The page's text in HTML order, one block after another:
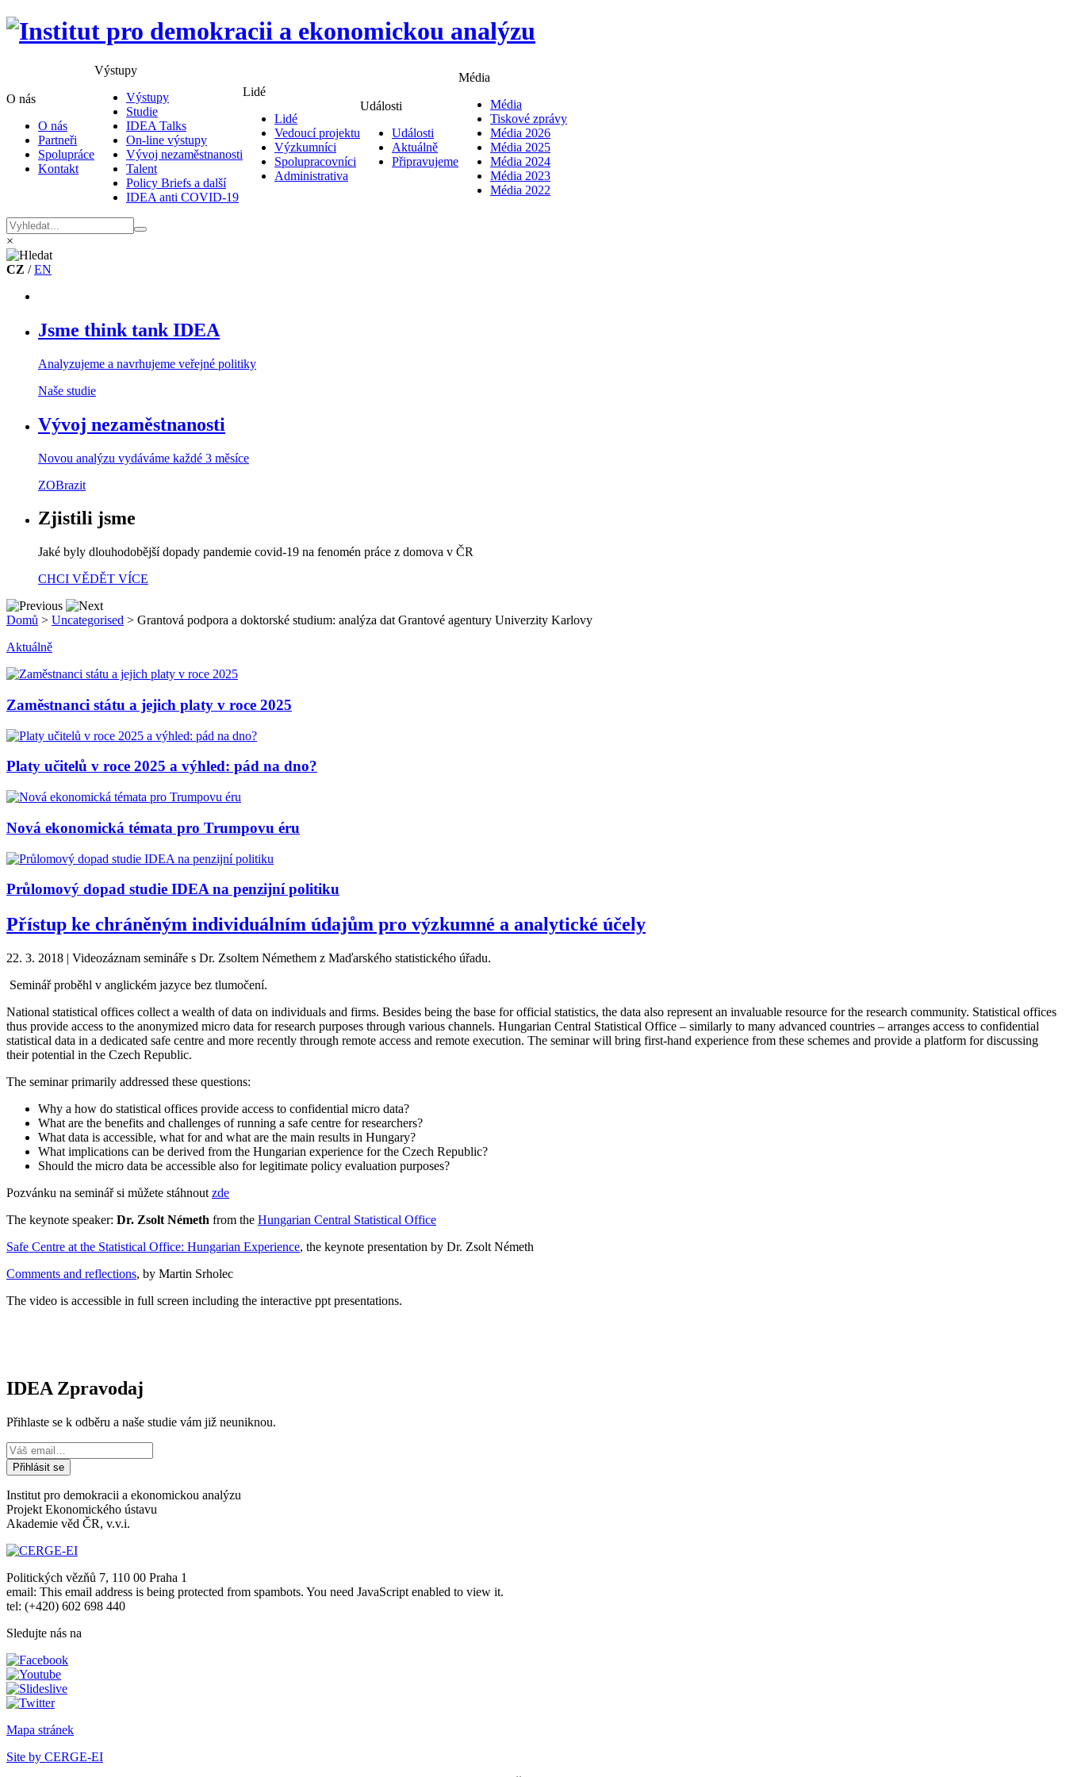
O nás
O nás
Partneři
Spolupráce
Kontakt
Výstupy
Výstupy
Studie
IDEA Talks
On-line výstupy
Vývoj nezaměstnanosti
Talent
Policy Briefs a další
IDEA anti COVID-19
Lidé
Lidé
Vedoucí projektu
Výzkumníci
Spolupracovníci
Administrativa
Události
Události
Aktuálně
Připravujeme
Média
Média
Tiskové zprávy
Média 2026
Média 2025
Média 2024
Média 2023
Média 2022
×
CZ /EN
Jsme think tank IDEA
Analyzujeme a navrhujeme veřejné politiky
Naše studie
Vývoj nezaměstnanosti
Novou analýzu vydáváme každé 3 měsíce
ZOBrazit
Zjistili jsme
Jaké byly dlouhodobější dopady pandemie covid-19 na fenomén práce z domova v ČR
CHCI VĚDĚT VÍCE
Domů > Uncategorised > Grantová podpora a doktorské studium: analýza dat Grantové agentury Univerzity Karlovy
Aktuálně
Zaměstnanci státu a jejich platy v roce 2025
Platy učitelů v roce 2025 a výhled: pád na dno?
Nová ekonomická témata pro Trumpovu éru
Průlomový dopad studie IDEA na penzijní politiku
Přístup ke chráněným individuálním údajům pro výzkumné a analytické účely
22. 3. 2018 | Videozáznam semináře s Dr. Zsoltem Némethem z Maďarského statistického úřadu.
Seminář proběhl v anglickém jazyce bez tlumočení.
National statistical offices collect a wealth of data on individuals and firms. Besides being the base for official statistics, the data also represent an invaluable resource for the research community. Statistical offices
thus provide access to the anonymized micro data for research purposes through various channels. Hungarian Central Statistical Office – similarly to many advanced countries – arranges access to confidential
statistical data in a dedicated safe centre and more recently through remote access and remote execution. The seminar will bring first-hand experience from these schemes and provide a platform for discussing
their potential in the Czech Republic.
The seminar primarily addressed these questions:
Why a how do statistical offices provide access to confidential micro data?
What are the benefits and challenges of running a safe centre for researchers?
What data is accessible, what for and what are the main results in Hungary?
What implications can be derived from the Hungarian experience for the Czech Republic?
Should the micro data be accessible also for legitimate policy evaluation purposes?
Pozvánku na seminář si můžete stáhnout zde
The keynote speaker: Dr. Zsolt Németh from the Hungarian Central Statistical Office
Safe Centre at the Statistical Office: Hungarian Experience, the keynote presentation by Dr. Zsolt Németh
Comments and reflections, by Martin Srholec
The video is accessible in full screen including the interactive ppt presentations.
IDEA Zpravodaj
Přihlaste se k odběru a naše studie vám již neuniknou.
Institut pro demokracii a ekonomickou analýzu
Projekt Ekonomického ústavu
Akademie věd ČR, v.v.i.
Politických vězňů 7, 110 00 Praha 1
email: This email address is being protected from spambots. You need JavaScript enabled to view it.
tel: (+420) 602 698 440
Sledujte nás na
Mapa stránek
Site by CERGE-EI